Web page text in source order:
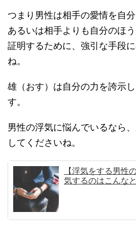
つまり男性は相手の愛情を自分
あるいは相手よりも自分のほ
証明するために、強引な手段
ね。
雄（おす）は自分の力を誇示
す。
男性の浮気に悩んでいるなら
してくださいね。
【浮気をする男性
気するのはこんな